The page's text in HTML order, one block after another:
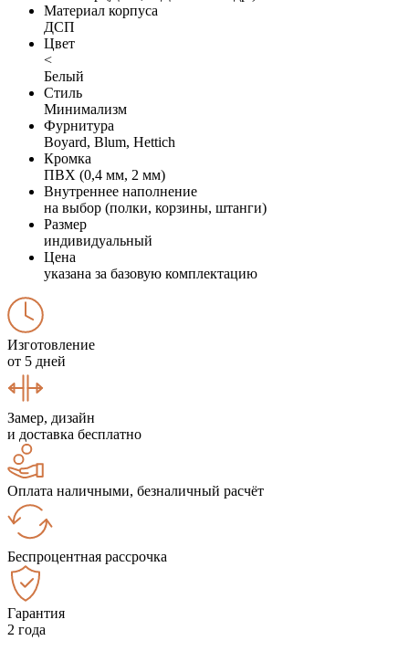
Материал корпуса
ДСП
Цвет
<
Белый
Стиль
Минимализм
Фурнитура
Boyard, Blum, Hettich
Кромка
ПВХ (0,4 мм, 2 мм)
Внутреннее наполнение
на выбор (полки, корзины, штанги)
Размер
индивидуальный
Цена
указана за базовую комплектацию
Изготовление
от 5 дней
Замер, дизайн
и доставка бесплатно
Оплата наличными, безналичный расчёт
Беспроцентная рассрочка
Гарантия
2 года